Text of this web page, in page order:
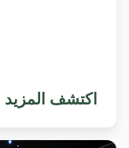
اكتشف المزيد